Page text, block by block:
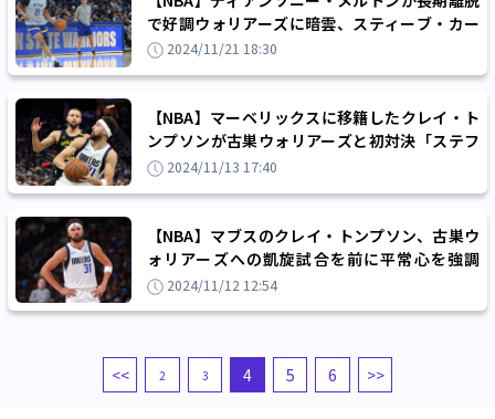
で好調ウォリアーズに暗雲、スティーブ・カー
HC「彼は私たちに完全にフィットしていた」
2024/11/21 18:30
【NBA】マーベリックスに移籍したクレイ・ト
ンプソンが古巣ウォリアーズと初対決「ステフ
との対戦は楽しかったよ」
2024/11/13 17:40
【NBA】マブスのクレイ・トンプソン、古巣ウ
ォリアーズへの凱旋試合を前に平常心を強調
「レギュラーシーズンの1試合に過ぎない」
2024/11/12 12:54
<< 2 3 4 5 6 >>